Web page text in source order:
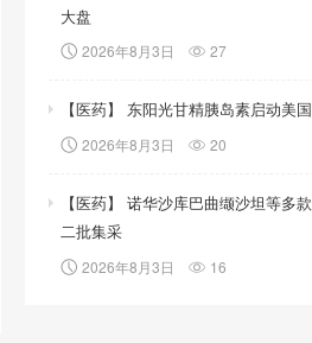
大盘
2026年8月3日 27
【医药】 东阳光甘精胰岛素启动美
2026年8月3日 20
【医药】 诺华沙库巴曲缬沙坦等多
二批集采
2026年8月3日 16